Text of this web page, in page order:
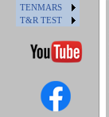
TENMARS
T&R TEST